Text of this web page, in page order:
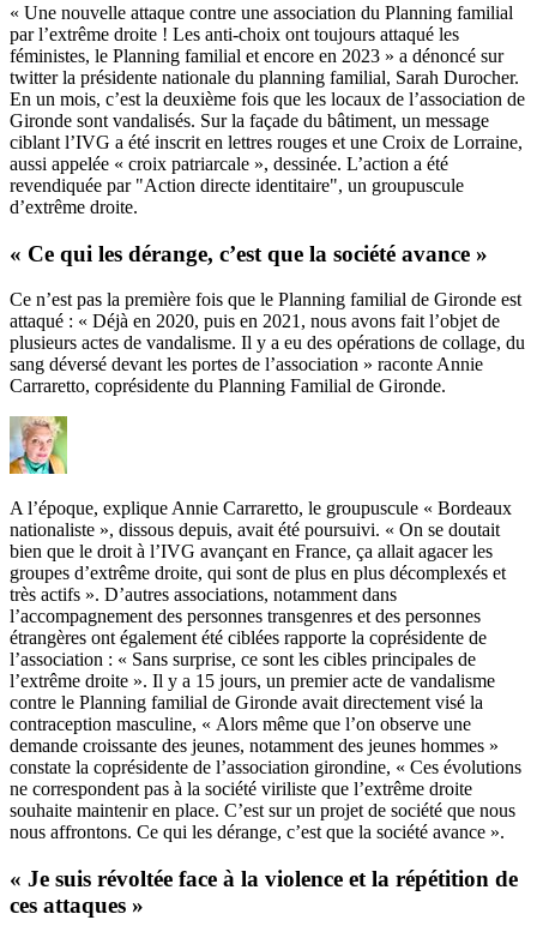
« Une nouvelle attaque contre une association du Planning familial
par l’extrême droite ! Les anti-choix ont toujours attaqué les
féministes, le Planning familial et encore en 2023 » a dénoncé sur
twitter la présidente nationale du planning familial, Sarah Durocher.
En un mois, c’est la deuxième fois que les locaux de l’association de
Gironde sont vandalisés. Sur la façade du bâtiment, un message
ciblant l’IVG a été inscrit en lettres rouges et une Croix de Lorraine,
aussi appelée « croix patriarcale », dessinée. L’action a été
revendiquée par "Action directe identitaire", un groupuscule
d’extrême droite.
« Ce qui les dérange, c’est que la société avance »
Ce n’est pas la première fois que le Planning familial de Gironde est
attaqué : « Déjà en 2020, puis en 2021, nous avons fait l’objet de
plusieurs actes de vandalisme. Il y a eu des opérations de collage, du
sang déversé devant les portes de l’association » raconte Annie
Carraretto, coprésidente du Planning Familial de Gironde.
A l’époque, explique Annie Carraretto, le groupuscule « Bordeaux
nationaliste », dissous depuis, avait été poursuivi. « On se doutait
bien que le droit à l’IVG avançant en France, ça allait agacer les
groupes d’extrême droite, qui sont de plus en plus décomplexés et
très actifs ». D’autres associations, notamment dans
l’accompagnement des personnes transgenres et des personnes
étrangères ont également été ciblées rapporte la coprésidente de
l’association : « Sans surprise, ce sont les cibles principales de
l’extrême droite ». Il y a 15 jours, un premier acte de vandalisme
contre le Planning familial de Gironde avait directement visé la
contraception masculine, « Alors même que l’on observe une
demande croissante des jeunes, notamment des jeunes hommes »
constate la coprésidente de l’association girondine, « Ces évolutions
ne correspondent pas à la société viriliste que l’extrême droite
souhaite maintenir en place. C’est sur un projet de société que nous
nous affrontons. Ce qui les dérange, c’est que la société avance ».
« Je suis révoltée face à la violence et la répétition de
ces attaques »